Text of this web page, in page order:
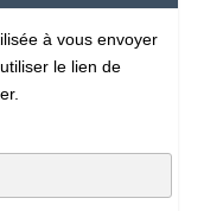
à vous envoyer
le lien de